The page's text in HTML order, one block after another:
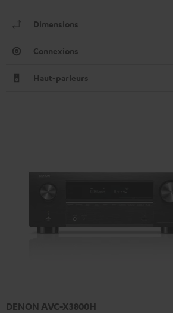
Dimensions
Connexions
Haut-parleurs
DENON AVC-X3800H